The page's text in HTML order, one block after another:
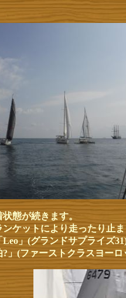
態が続きます。
ケットにより走ったり止
Leo」(グランドサプライズ
」(ファーストクラスヨー